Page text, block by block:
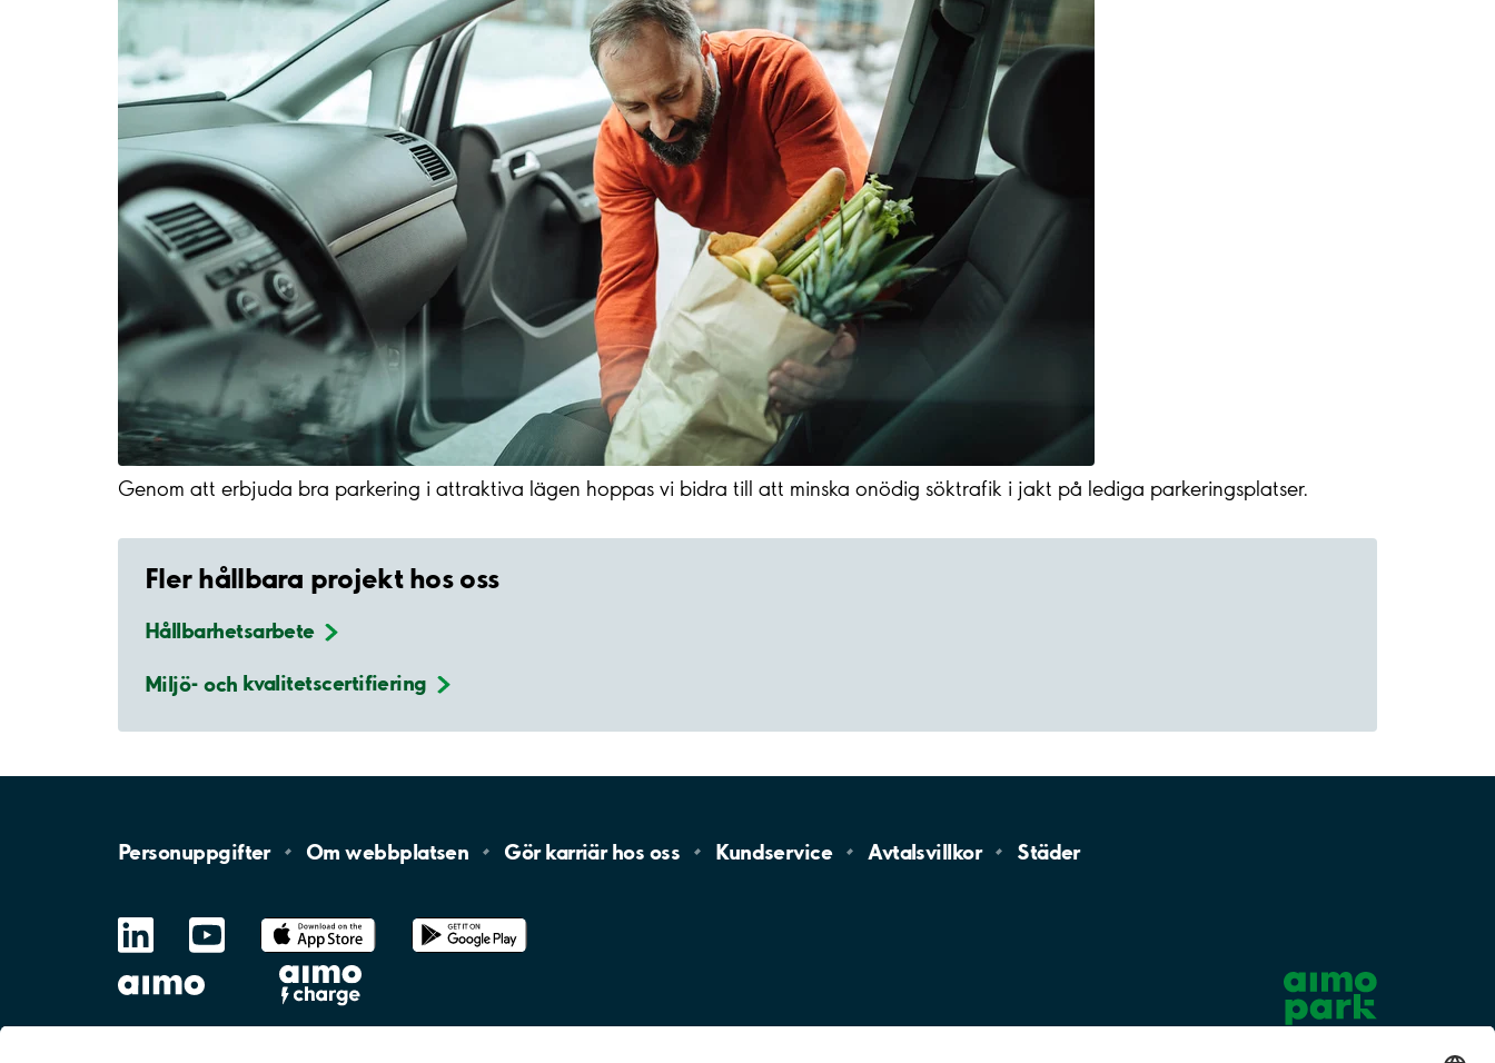
Genom att erbjuda bra parkering i attraktiva lägen hoppas vi bidra till att minska onödig söktrafik i jakt på lediga parkeringsplatser.
Fler hållbara projekt hos oss
Hållbarhetsarbete
Miljö- och kvalitetscertifiering
Personuppgifter Omwebbplatsen Gör karriär hos oss Kundservice Avtalsvillkor Städer